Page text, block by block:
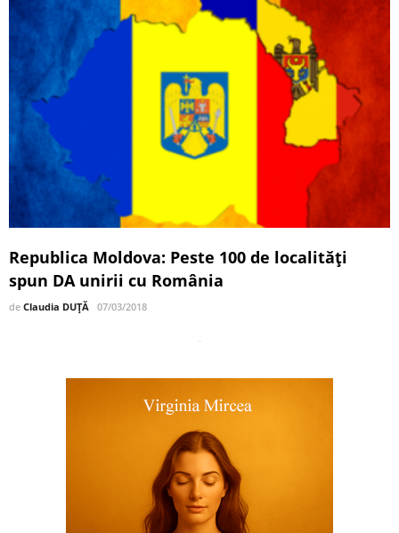
Republica Moldova: Peste 100 de localități
spun DA unirii cu România
de Claudia DUȚĂ 07/03/2018